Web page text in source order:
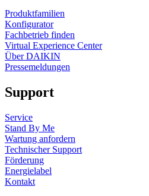
Produktfamilien
Konfigurator
Fachbetrieb finden
Virtual Experience Center
Über DAIKIN
Pressemeldungen
Support
Service
Stand By Me
Wartung anfordern
Technischer Support
Förderung
Energielabel
Kontakt